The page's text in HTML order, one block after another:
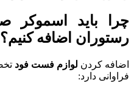
چرا باید اسموکر
رستوران اضافه کنیم؟
اضافه کردن لوازم فست فود
فراوانی دارد: